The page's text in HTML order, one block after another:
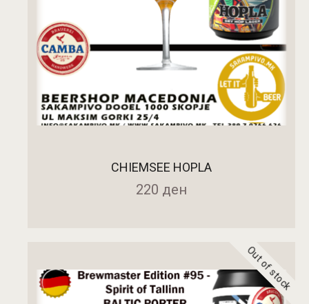
CHIEMSEE HOPLA
220 ден
ПРОЧИТАЈ ПОВЕЌЕ Out of stock